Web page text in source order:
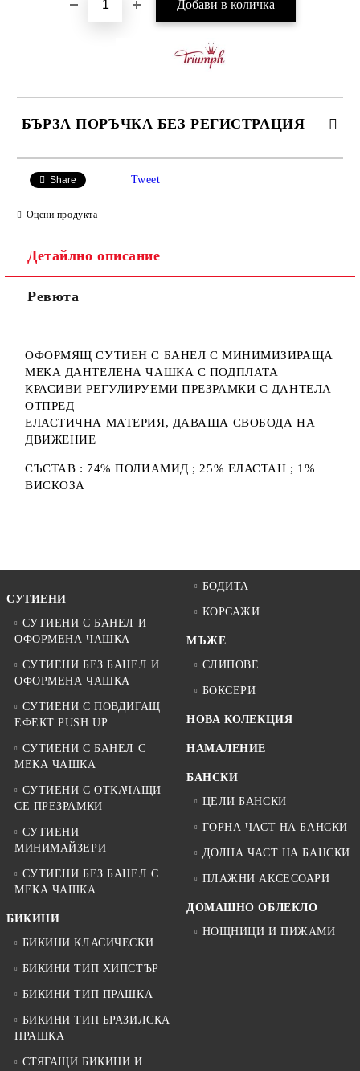
БЪРЗА ПОРЪЧКА БЕЗ РЕГИСТРАЦИЯ
Share Tweet
Оцени продукта
Детайлно описание
Ревюта
ОФОРМЯЩ СУТИЕН С БАНЕЛ С МИНИМИЗИРАЩА
МЕКА ДАНТЕЛЕНА ЧАШКА С ПОДПЛАТА
КРАСИВИ РЕГУЛИРУЕМИ ПРЕЗРАМКИ С ДАНТЕЛА
ОТПРЕД
ЕЛАСТИЧНА МАТЕРИЯ, ДАВАЩА СВОБОДА НА
ДВИЖЕНИЕ
СЪСТАВ : 74% ПОЛИАМИД ; 25% ЕЛАСТАН ; 1%
ВИСКОЗА
СУТИЕНИ
СУТИЕНИ С БАНЕЛ И
ОФОРМЕНА ЧАШКА
СУТИЕНИ БЕЗ БАНЕЛ И
ОФОРМЕНА ЧАШКА
СУТИЕНИ С ПОВДИГАЩ
ЕФЕКТ PUSH UP
СУТИЕНИ С БАНЕЛ С
МЕКА ЧАШКА
СУТИЕНИ С ОТКАЧАЩИ
СЕ ПРЕЗРАМКИ
СУТИЕНИ
МИНИМАЙЗЕРИ
СУТИЕНИ БЕЗ БАНЕЛ С
МЕКА ЧАШКА
БИКИНИ
БИКИНИ КЛАСИЧЕСКИ
БИКИНИ ТИП ХИПСТЪР
БИКИНИ ТИП ПРАШКА
БИКИНИ ТИП БРАЗИЛСКА
ПРАШКА
СТЯГАЩИ БИКИНИ И
БОДИТА
КОРСАЖИ
МЪЖЕ
СЛИПОВЕ
БОКСЕРИ
НОВА КОЛЕКЦИЯ
НАМАЛЕНИЕ
БАНСКИ
ЦЕЛИ БАНСКИ
ГОРНА ЧАСТ НА БАНСКИ
ДОЛНА ЧАСТ НА БАНСКИ
ПЛАЖНИ АКСЕСОАРИ
ДОМАШНО ОБЛЕКЛО
НОЩНИЦИ И ПИЖАМИ